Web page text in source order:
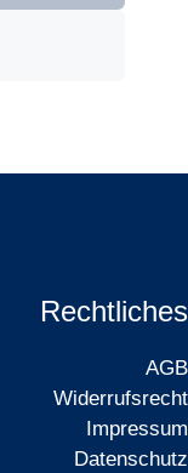
Rechtliches
AGB
Widerrufsrecht
Impressum
Datenschutz